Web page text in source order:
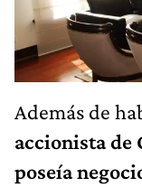
Además de
accionista de
poseía